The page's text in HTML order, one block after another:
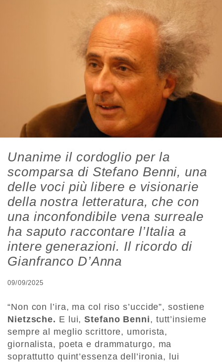
Unanime il cordoglio per la
scomparsa di Stefano Benni, una
delle voci più libere e visionarie
della nostra letteratura, che con
una inconfondibile vena surreale
ha saputo raccontare l’Italia a
intere generazioni. Il ricordo di
Gianfranco D’Anna
09/09/2025
“Non con l’ira, ma col riso s’uccide”, sostiene
Nietzsche. E lui,Stefano Benni, tutt’insieme
sempre al meglio scrittore, umorista,
giornalista, poeta e drammaturgo, ma
soprattutto quint’essenza dell’ironia, lui